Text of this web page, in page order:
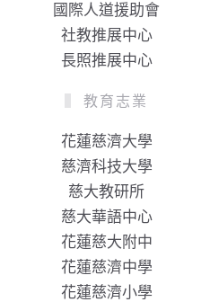
國際人道援助會
社教推展中心
長照推展中心
教育志業
花蓮慈濟大學
慈濟科技大學
慈大教研所
慈大華語中心
花蓮慈大附中
花蓮慈濟中學
花蓮慈濟小學